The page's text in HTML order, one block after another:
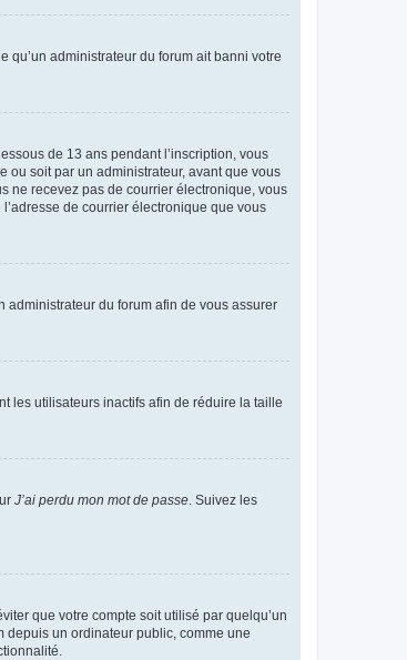
qu’un administrateur du forum ait banni votre
de 13 ans pendant l’inscription, vous
ou soit par un administrateur, avant que vous
ne recevez pas de courrier électronique, vous
de courrier électronique que vous
administrateur du forum afin de vous assurer
les utilisateurs inactifs afin de réduire la taille
J’ai perdu mon mot de passe . Suivez les
que votre compte soit utilisé par quelqu’un
depuis un ordinateur public, comme une